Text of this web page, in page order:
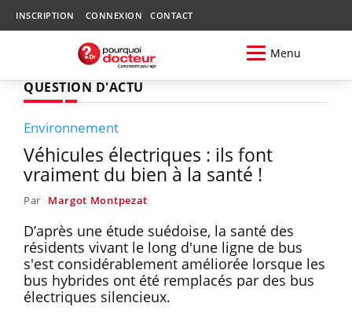
INSCRIPTION CONNEXION CONTACT
Menu
QUESTION D'ACTU
Environnement
Véhicules électriques : ils font
vraiment du bien à la santé !
Par Margot Montpezat
D’après une étude suédoise, la santé des
résidents vivant le long d'une ligne de bus
s'est considérablement améliorée lorsque les
bus hybrides ont été remplacés par des bus
électriques silencieux.